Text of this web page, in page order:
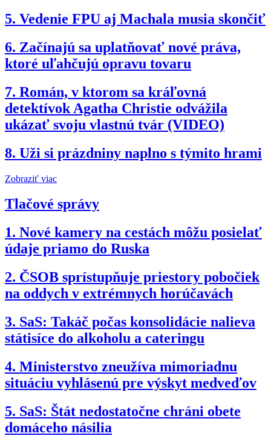
5. Vedenie FPU aj Machala musia skončiť
6. Začínajú sa uplatňovať nové práva,
ktoré uľahčujú opravu tovaru
7. Román, v ktorom sa kráľovná
detektívok Agatha Christie odvážila
ukázať svoju vlastnú tvár (VIDEO)
8. Uži si prázdniny naplno s týmito hrami
Zobraziť viac
Tlačové správy
1. Nové kamery na cestách môžu posielať
údaje priamo do Ruska
2. ČSOB sprístupňuje priestory pobočiek
na oddych v extrémnych horúčavách
3. SaS: Takáč počas konsolidácie nalieva
státisíce do alkoholu a cateringu
4. Ministerstvo zneužíva mimoriadnu
situáciu vyhlásenú pre výskyt medveďov
5. SaS: Štát nedostatočne chráni obete
domáceho násilia